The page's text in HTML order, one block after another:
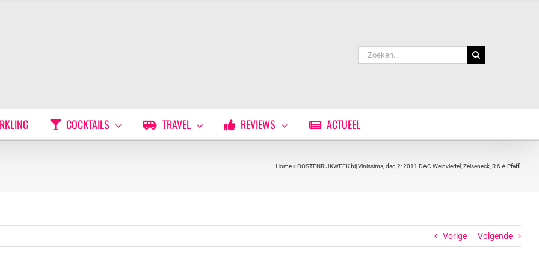
Zoeken
naar:
COCKTAILS TRAVEL REVIEWS ACTUEEL
Home» OOSTENRIJKWEEK bij Vinissima, dag 2: 2011 DAC Weinviertel, Zeiseneck, R & A Pfaffl
Vorige Volgende